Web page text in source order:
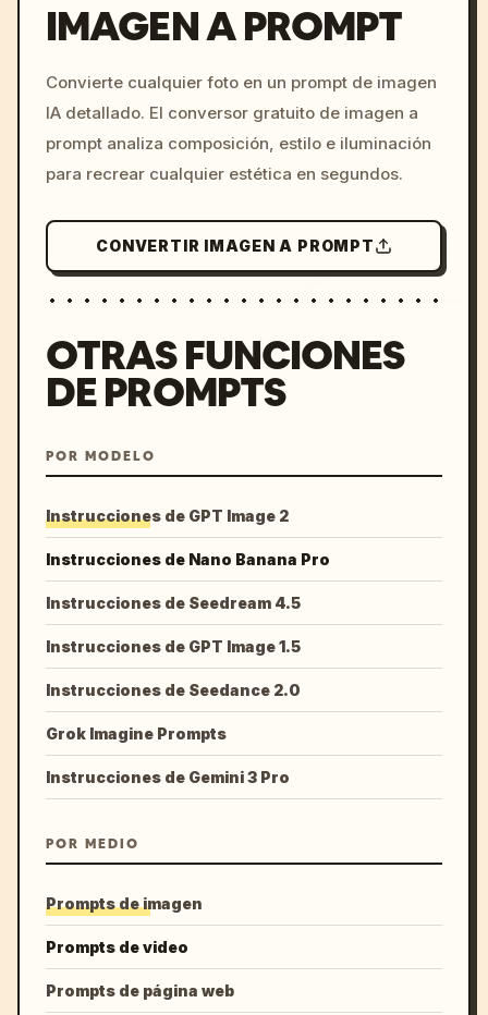
c, cyberpunk sunset, neon
colors, 8k --v 6.0
IMAGEN A PROMPT
Convierte cualquier foto en un prompt de imagen
IA detallado. El conversor gratuito de imagen a
prompt analiza composición, estilo e iluminación
para recrear cualquier estética en segundos.
CONVERTIR IMAGEN A PROMPT
OTRAS FUNCIONES
DE PROMPTS
POR MODELO
Instrucciones de GPT Image 2
Instrucciones de Nano Banana Pro
Instrucciones de Seedream 4.5
Instrucciones de GPT Image 1.5
Instrucciones de Seedance 2.0
Grok Imagine Prompts
Instrucciones de Gemini 3 Pro
POR MEDIO
Prompts de imagen
Prompts de video
Prompts de página web